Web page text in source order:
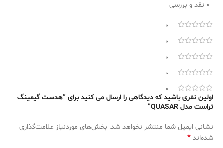
0 نقد و بررسی
0
0
0
0
0
اولین نفری باشید که دیدگاهی را ارسال می کنید برای “هدست گیمینگ
تراست مدل QUASAR”
نشانی ایمیل شما منتشر نخواهد شد. بخش‌های موردنیاز علامت‌گذاری
شده‌اند *